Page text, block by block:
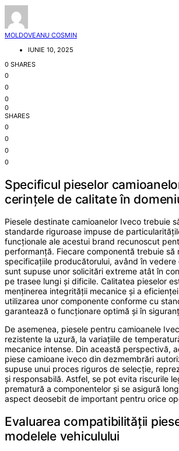
MOLDOVEANU COSMIN
IUNIE 10, 2025
0 SHARES
0
0
0
0
SHARES
0
0
0
0
Specificul pieselor
cerințele de calitate în
Piesele destinate camioanelor Iveco trebuie
standarde riguroase impuse de
funcționale ale acestui brand recunoscut
performanță. Fiecare componentă trebuie să
specificațiile producătorului, având în vedere
sunt supuse unor solicitări extreme atât în
pe trasee lungi și dificile. Calitatea pieselor
menținerea integrității mecanice și a
utilizarea unor componente conforme cu
garantează o funcționare optimă și în
De asemenea, piesele pentru camioanele
rezistente la uzură, la variațiile de
mecanice intense. Din această perspectivă,
piese camioane iveco din dezmembrări
supuse unui proces riguros de selecție,
și responsabilă. Astfel, se pot evita riscurile
prematură a componentelor și se asigură
aspect deosebit de important pentru orice
Evaluarea compatibilității
modelele vehiculului